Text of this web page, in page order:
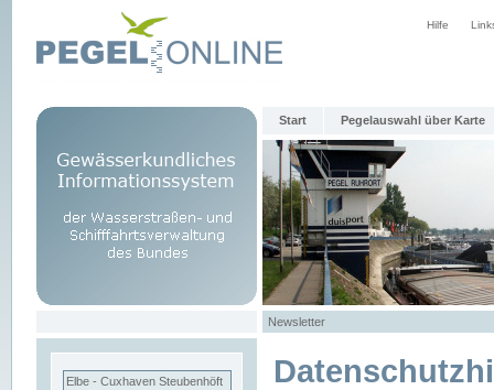
Hilfe
Start Pegelauswahl über Karte
Newsletter
Elbe - Cuxhaven Steubenhöft